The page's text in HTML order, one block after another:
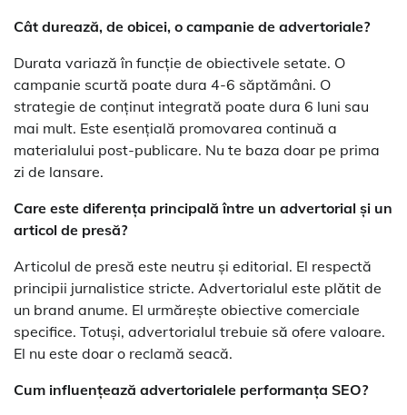
Cât durează, de obicei, o campanie de advertoriale?
Durata variază în funcție de obiectivele setate. O
campanie scurtă poate dura 4-6 săptămâni. O
strategie de conținut integrată poate dura 6 luni sau
mai mult. Este esențială promovarea continuă a
materialului post-publicare. Nu te baza doar pe prima
zi de lansare.
Care este diferența principală între un advertorial și un
articol de presă?
Articolul de presă este neutru și editorial. El respectă
principii jurnalistice stricte. Advertorialul este plătit de
un brand anume. El urmărește obiective comerciale
specifice. Totuși, advertorialul trebuie să ofere valoare.
El nu este doar o reclamă seacă.
Cum influențează advertorialele performanța SEO?